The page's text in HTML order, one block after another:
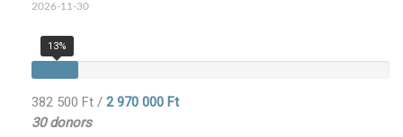
2026-11-30
13%
382 500 Ft / 2 970 000 Ft
30 donors